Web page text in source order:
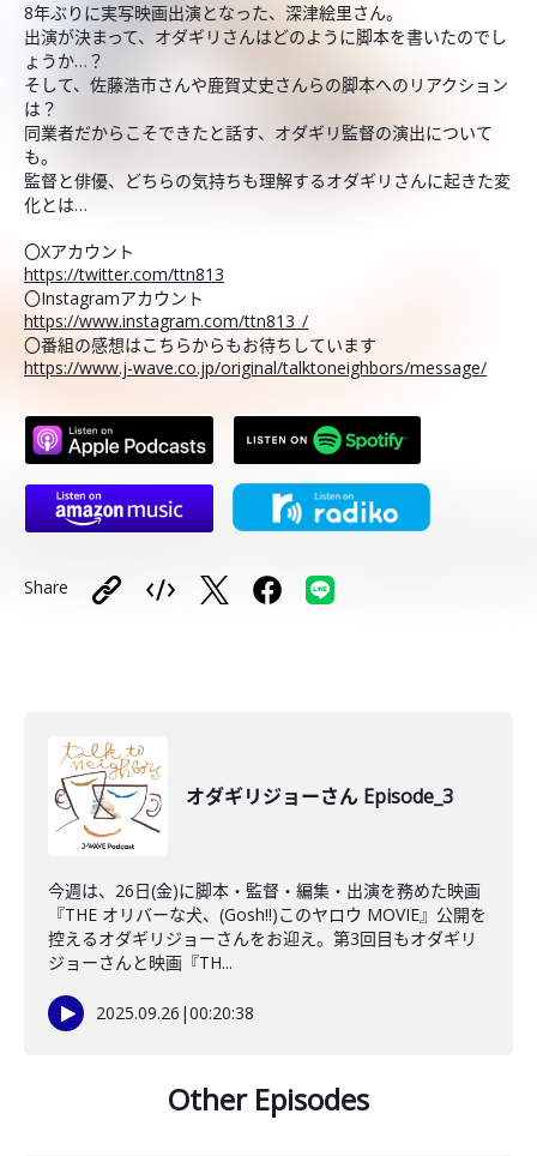
8年ぶりに実写映画出演となった、深津絵里さん。
出演が決まって、オダギリさんはどのように脚本を書いたのでし
ょうか…？
そして、佐藤浩市さんや鹿賀丈史さんらの脚本へのリアクション
は？
同業者だからこそできたと話す、オダギリ監督の演出について
も。
監督と俳優、どちらの気持ちも理解するオダギリさんに起きた変
化とは…
〇Xアカウント
https://twitter.com/ttn813
〇Instagramアカウント
https://www.instagram.com/ttn813_/
〇番組の感想はこちらからもお待ちしています
https://www.j-wave.co.jp/original/talktoneighbors/message/
Share
オダギリジョーさん Episode_3
今週は、26日(金)に脚本・監督・編集・出演を務めた映画
『THE オリバーな犬、(Gosh!!)このヤロウ MOVIE』公開を
控えるオダギリジョーさんをお迎え。第3回目もオダギリ
ジョーさんと映画『TH...
2025.09.26 |00:20:38
Other Episodes